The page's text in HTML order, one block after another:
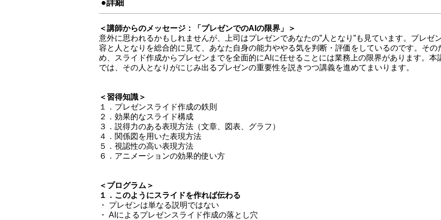
●詳細
＜講師からのメッセージ：「プレゼンでのAIの限界」＞
意外に思われるかもしれませんが、上司はプレゼンであなたの”人となり”も見ています。プレゼ
容と人となりを総合的に見て、あなた自身の能力ややる気を判断・評価をしているのです。その
め、スライド作成からプレゼンまでを全面的にAIに任せることには業務上の限界があります。本
では、その人となりがにじみ出るプレゼンの重要性を説きつつ講義を進めてまいります。
＜習得知識＞
１．プレゼンスライド作成の鉄則
２．効果的なスライド構成
３．説得力のある表現方法（文章、図表、グラフ）
４．関係図を用いた表現方法
５．視認性の高い表現方法
６．アニメーションの効果的使い方
＜プログラム＞
１．このようにスライドを作れば伝わる
・ プレゼンは単なる説明ではない
・ AIによるプレゼンスライド作成の落とし穴